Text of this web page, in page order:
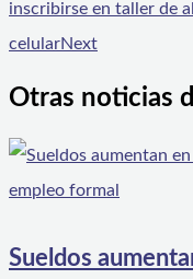
inscribirse en taller de
celularNext
Otras noticias
Sueldos